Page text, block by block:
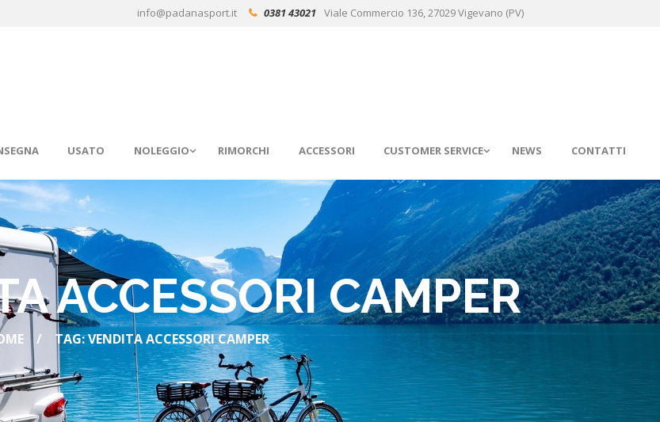
Viale Commercio 136, 27029 Vigevano (PV)
info@padanasport.it 0381 43021
USATO NOLEGGIO RIMORCHI ACCESSORI CUSTOMER SERVICE NEWS CONTATTI
ACCESSORI CAMPER
TAG: VENDITA ACCESSORI CAMPER